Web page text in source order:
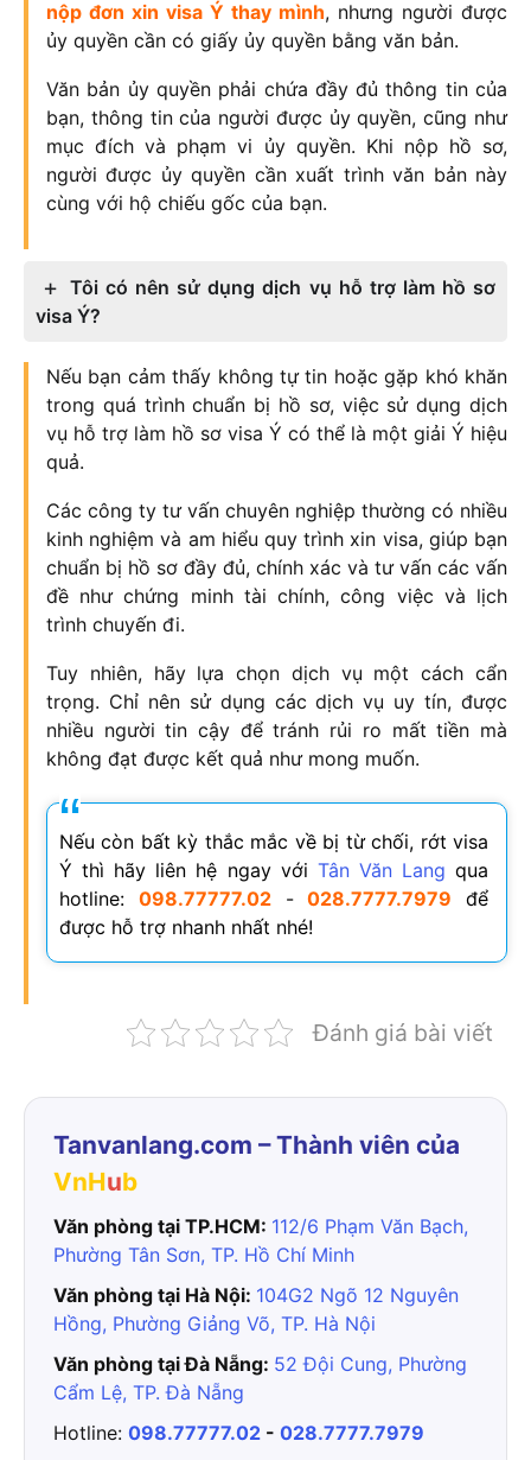
nộp đơn xin visa Ý thay mình, nhưng người được
ủy quyền cần có giấy ủy quyền bằng văn bản.
Văn bản ủy quyền phải chứa đầy đủ thông tin của
bạn, thông tin của người được ủy quyền, cũng như
mục đích và phạm vi ủy quyền. Khi nộp hồ sơ,
người được ủy quyền cần xuất trình văn bản này
cùng với hộ chiếu gốc của bạn.
Tôi có nên sử dụng dịch vụ hỗ trợ làm hồ sơ
visa Ý?
Nếu bạn cảm thấy không tự tin hoặc gặp khó khăn
trong quá trình chuẩn bị hồ sơ, việc sử dụng dịch
vụ hỗ trợ làm hồ sơ visa Ý có thể là một giải Ý hiệu
quả.
Các công ty tư vấn chuyên nghiệp thường có nhiều
kinh nghiệm và am hiểu quy trình xin visa, giúp bạn
chuẩn bị hồ sơ đầy đủ, chính xác và tư vấn các vấn
đề như chứng minh tài chính, công việc và lịch
trình chuyến đi.
Tuy nhiên, hãy lựa chọn dịch vụ một cách cẩn
trọng. Chỉ nên sử dụng các dịch vụ uy tín, được
nhiều người tin cậy để tránh rủi ro mất tiền mà
không đạt được kết quả như mong muốn.
Nếu còn bất kỳ thắc mắc về bị từ chối, rớt visa
Ý thì hãy liên hệ ngay với Tân Văn Lang qua
hotline: 098.77777.02-028.7777.7979 để
được hỗ trợ nhanh nhất nhé!
Đánh giá bài viết
Tanvanlang.com – Thành viên của
VnHub
Văn phòng tại TP.HCM: 112/6 Phạm Văn Bạch,
Phường Tân Sơn, TP. Hồ Chí Minh
Văn phòng tại Hà Nội: 104G2 Ngõ 12 Nguyên
Hồng, Phường Giảng Võ, TP. Hà Nội
Văn phòng tại Đà Nẵng: 52 Đội Cung, Phường
Cẩm Lệ, TP. Đà Nẵng
Hotline: 098.77777.02 - 028.7777.7979